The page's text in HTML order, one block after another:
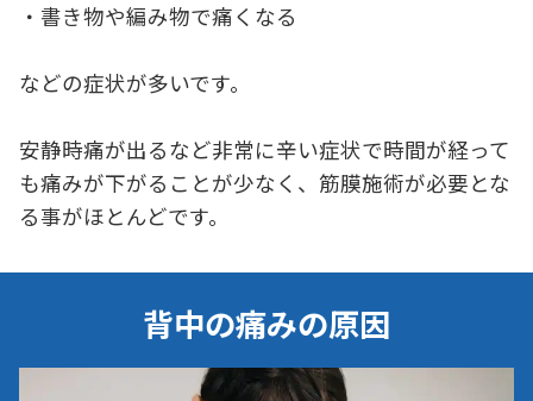
・書き物や編み物で痛くなる
などの症状が多いです。
安静時痛が出るなど非常に辛い症状で時間が経って
も痛みが下がることが少なく、筋膜施術が必要とな
る事がほとんどです。
背中の痛みの原因